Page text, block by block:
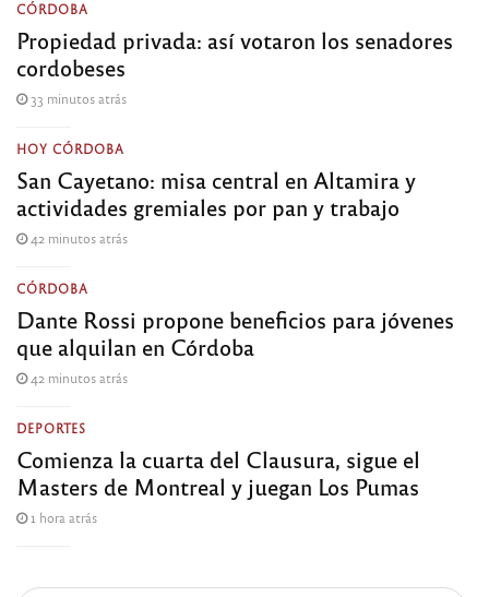
CÓRDOBA
Propiedad privada: así votaron los senadores
cordobeses
33 minutos atrás
HOY CÓRDOBA
San Cayetano: misa central en Altamira y
actividades gremiales por pan y trabajo
42 minutos atrás
CÓRDOBA
Dante Rossi propone beneficios para jóvenes
que alquilan en Córdoba
42 minutos atrás
DEPORTES
Comienza la cuarta del Clausura, sigue el
Masters de Montreal y juegan Los Pumas
1 hora atrás